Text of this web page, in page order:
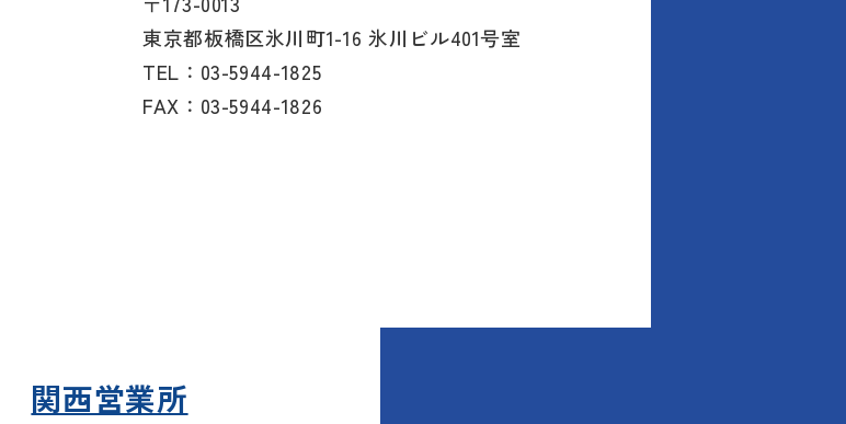
東京都板橋区氷川町1-16 氷川ビル401号室
TEL：03-5944-1825
FAX：03-5944-1826
関西営業所